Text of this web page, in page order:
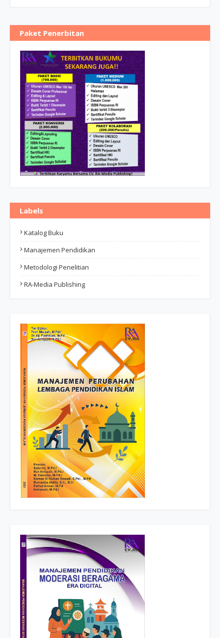
Paket Penerbitan
Labels
Katalog Buku
Manajemen Pendidikan
Metodologi Penelitian
RA-Media Publishing